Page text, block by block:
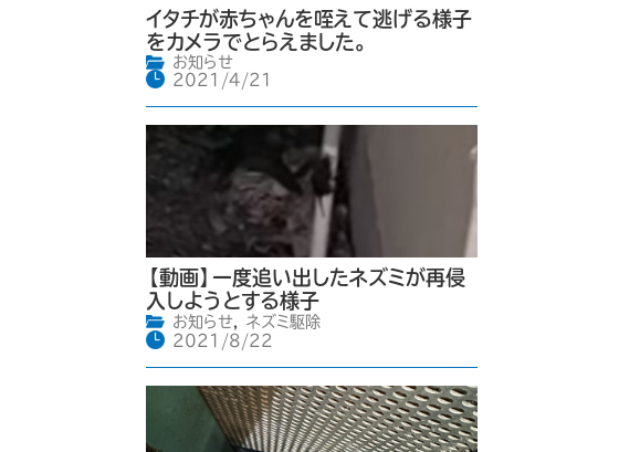
イタチが赤ちゃんを咥えて逃げる様子
をカメラでとらえました。
お知らせ
2021/4/21
【動画】一度追い出したネズミが再侵
入しようとする様子
お知らせ,
ネズミ駆除
2021/8/22